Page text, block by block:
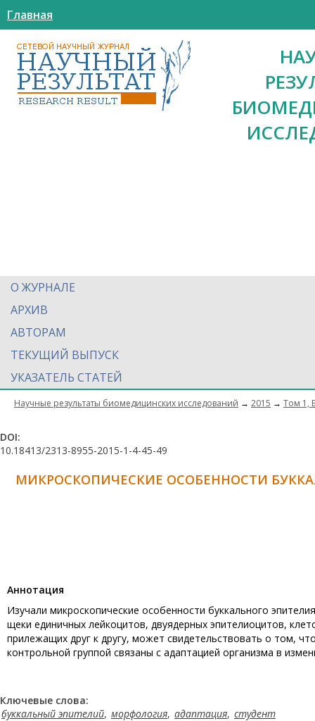
Главная
О ЖУРНАЛЕ
АРХИВ
АВТОРАМ
ТЕКУЩИЙ ВЫПУСК
УКАЗАТЕЛЬ СТАТЕЙ
Научные результаты биомедицинских исследований → 2015 → Том 1,
DOI:
10.18413/2313-8955-2015-1-4-45-49
МИКРОСКОПИЧЕСКИЕ ОСОБЕННОСТИ
Aннотация
Изучали микроскопические особенности буккального
щеки единичных лейкоцитов, двуядерных эпителиоцитов,
прилежащих друг к другу, может свидетельствовать о том,
контрольной группой связаны с адаптацией организма в
Ключевые слова:
буккальный эпителий, морфология, адаптация, студент